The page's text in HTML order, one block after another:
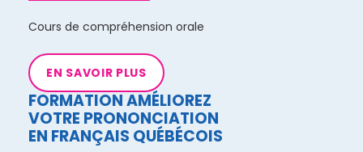
Cours de compréhension orale
EN SAVOIR PLUS
FORMATION AMÉLIOREZ
VOTRE PRONONCIATION
EN FRANÇAIS QUÉBÉCOIS